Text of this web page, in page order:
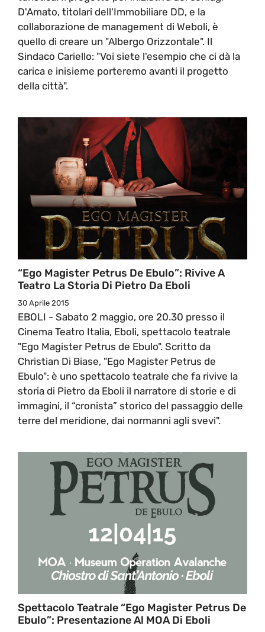
D'Amato, titolari dell'Immobiliare DD, e la
collaborazione de management di Weboli, è
quello di creare un "Albergo Orizzontale". Il
Sindaco Cariello: "Voi siete l'esempio che ci dà la
carica e inisieme porteremo avanti il progetto
della città".
“Ego Magister Petrus De Ebulo”: Rivive A
Teatro La Storia Di Pietro Da Eboli
30 Aprile 2015
EBOLI - Sabato 2 maggio, ore 20.30 presso il
Cinema Teatro Italia, Eboli, spettacolo teatrale
"Ego Magister Petrus de Ebulo". Scritto da
Christian Di Biase, "Ego Magister Petrus de
Ebulo": è uno spettacolo teatrale che fa rivive la
storia di Pietro da Eboli il narratore di storie e di
immagini, il “cronista” storico del passaggio delle
terre del meridione, dai normanni agli svevi".
Spettacolo Teatrale “Ego Magister Petrus De
Ebulo”: Presentazione Al MOA Di Eboli